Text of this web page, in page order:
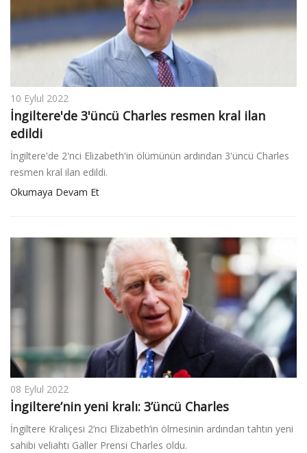
i
a
i
o
n
10 Eylul 2022
İngiltere'de 3'üncü Charles resmen kral ilan
edildi
İngiltere'de 2'nci Elizabeth'in ölümünün ardından 3'üncü Charles
resmen kral ilan edildi.
Okumaya Devam Et
08 Eylul 2022
İngiltere’nin yeni kralı: 3’üncü Charles
İngiltere Kraliçesi 2’nci Elizabeth’in ölmesinin ardından tahtın yeni
sahibi veliahtı Galler Prensi Charles oldu.